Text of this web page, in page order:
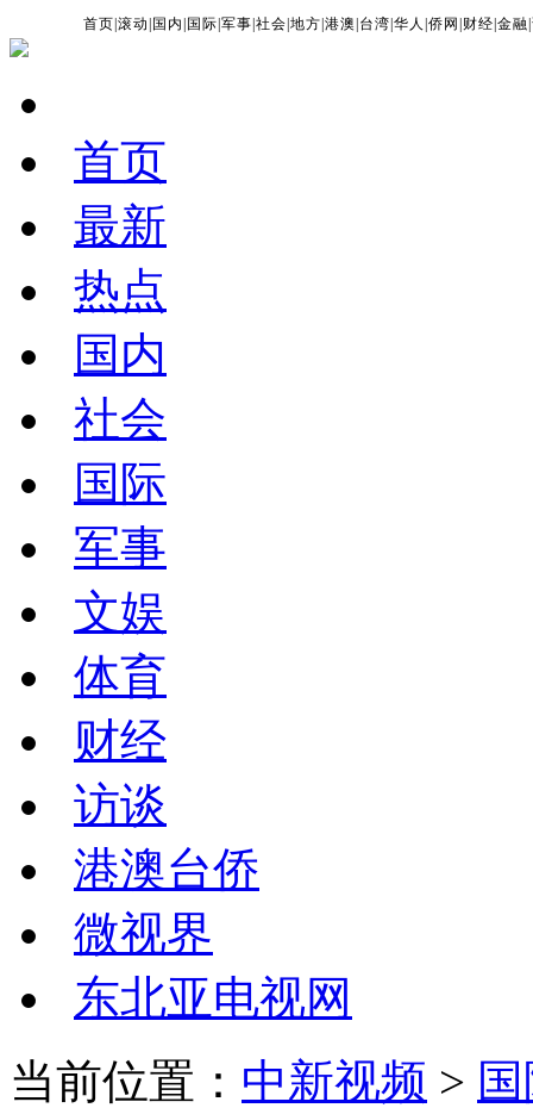
首页 |滚动 国内 国际 |军事 |社会 |地方 |港澳 台湾 |华人 |侨网 财经 |金融 |
首页
最新
热点
国内
社会
国际
军事
文娱
体育
财经
访谈
港澳台侨
微视界
东北亚电视网
当前位置： 中新视频 >